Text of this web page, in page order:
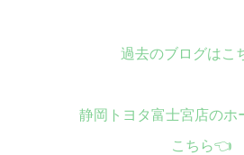
過去のブログはこ
静岡トヨタ富士宮店のホ
こちら👈